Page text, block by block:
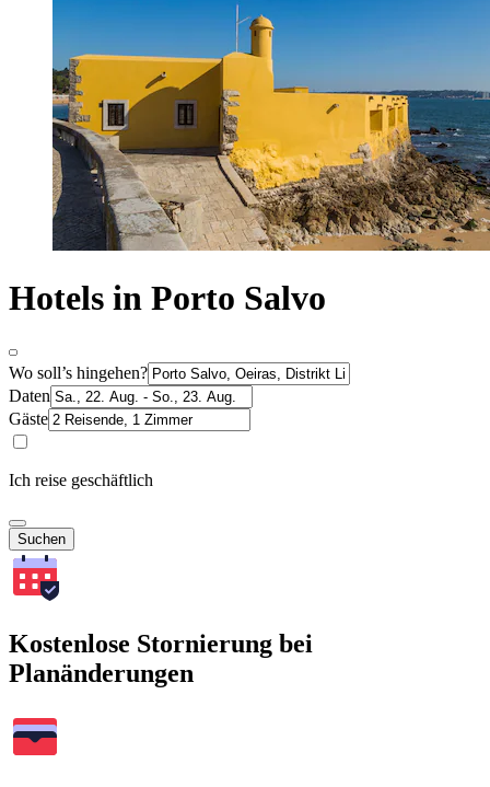
Hotels in Porto Salvo
Wo soll’s hingehen?
Daten
Gäste
Ich reise geschäftlich
Suchen
Kostenlose Stornierung bei
Planänderungen